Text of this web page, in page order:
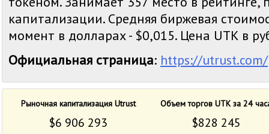
капитализации. Средняя биржевая
момент в долларах - $0,015. Цена UTK в
Официальная страница: https://utrust.com/
Рыночная капитализация Utrust Объем торгов UTK за 24
$6 906 293 $828 245